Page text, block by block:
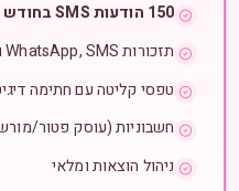
150 הודעות SMS בחודש
תזכורות WhatsApp, SMS ומייל
טפסי קליטה עם חתימה
חשבוניות (עוסק פטור/
ניהול הוצאות ומלאי